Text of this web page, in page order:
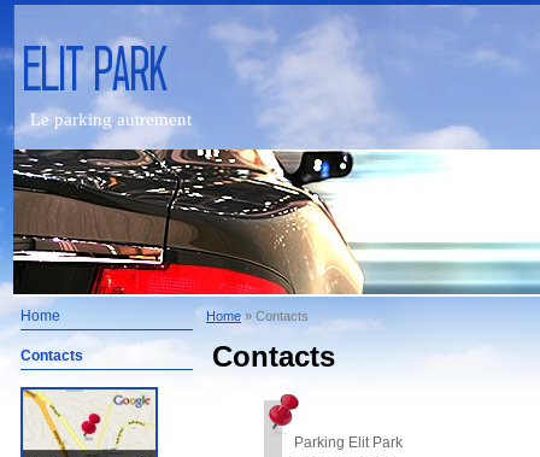
Le parking autrement
Home
Contacts
Home» Contacts
Contacts
Parking Elit Park